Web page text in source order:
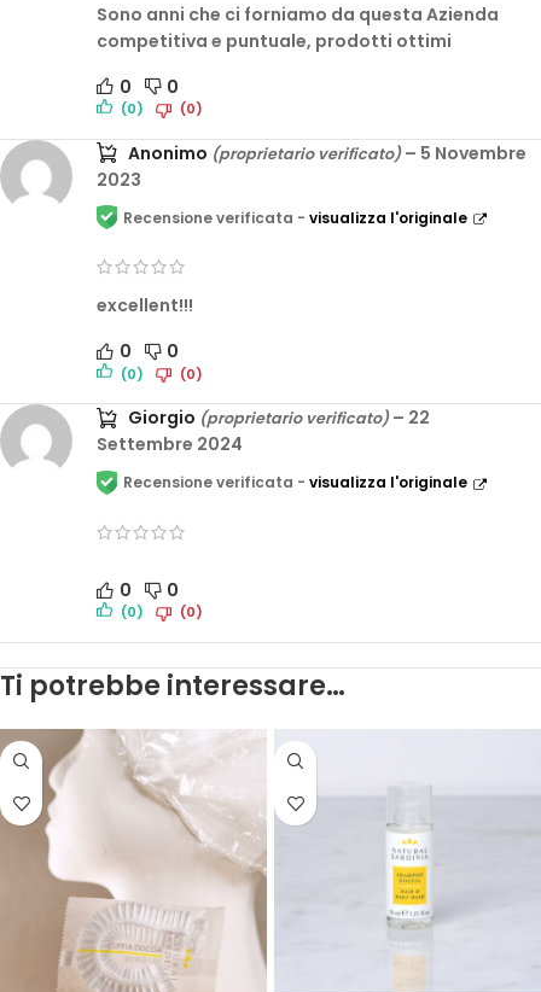
Sono anni che ci forniamo da questa Azienda
competitiva e puntuale, prodotti ottimi
0
0
(0) (0)
Anonimo (proprietario verificato) – 5 Novembre
2023
Recensione verificata - visualizza l'originale
excellent!!!
0
0
(0) (0)
Giorgio (proprietario verificato) – 22
Settembre 2024
Recensione verificata - visualizza l'originale
0 0
(0) (0)
Ti potrebbe interessare…